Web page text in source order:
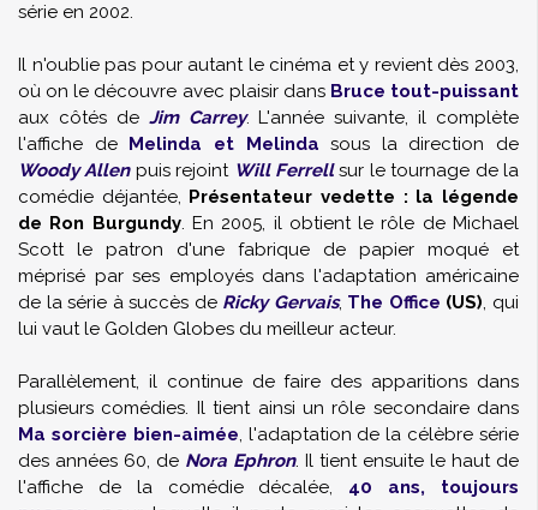
série en 2002.
Il n'oublie pas pour autant le cinéma et y revient dès 2003,
où on le découvre avec plaisir dans Bruce tout-puissant
aux côtés de Jim Carrey. L'année suivante, il complète
l'affiche de Melinda et Melinda sous la direction de
Woody Allenpuis rejoint Will Ferrellsur le tournage de la
comédie déjantée, Présentateur vedette : la légende
de Ron Burgundy. En 2005, il obtient le rôle de Michael
Scott le patron d'une fabrique de papier moqué et
méprisé par ses employés dans l'adaptation américaine
de la série à succès de Ricky Gervais, The Office (US), qui
lui vaut le Golden Globes du meilleur acteur.
Parallèlement, il continue de faire des apparitions dans
plusieurs comédies. Il tient ainsi un rôle secondaire dans
Ma sorcière bien-aimée, l'adaptation de la célèbre série
des années 60, de Nora Ephron. Il tient ensuite le haut de
l'affiche de la comédie décalée, 40 ans, toujours